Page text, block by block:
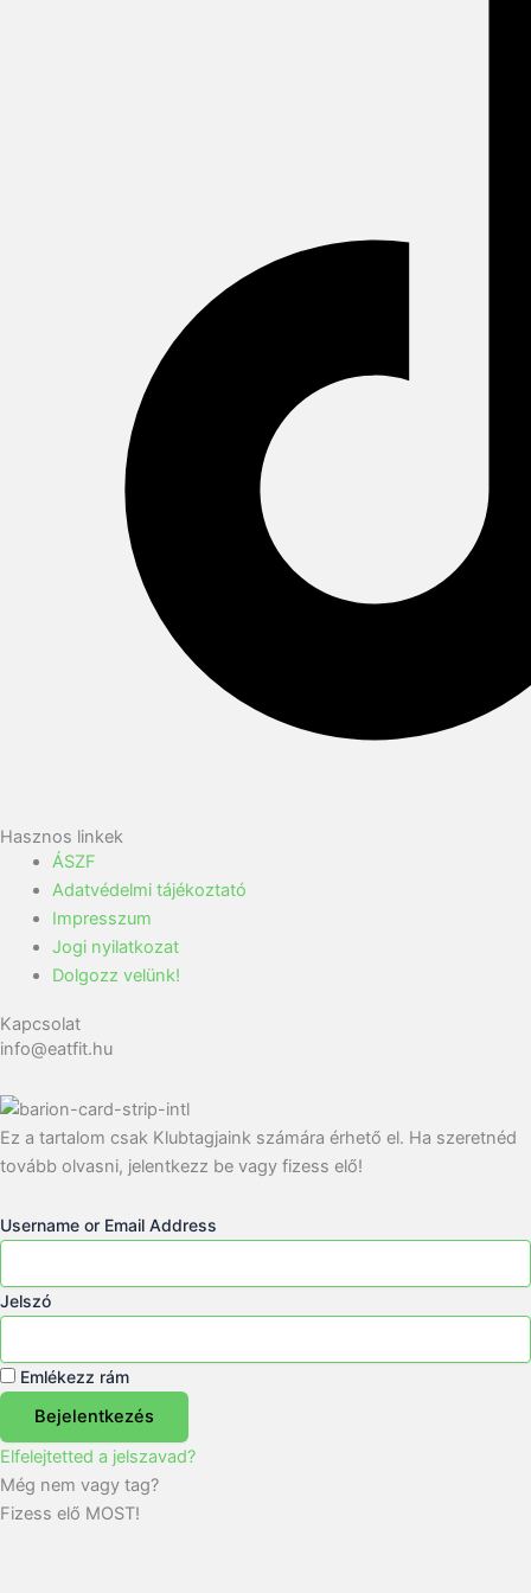
Hasznos linkek
ÁSZF
Adatvédelmi tájékoztató
Impresszum
Jogi nyilatkozat
Dolgozz velünk!
Kapcsolat
info@eatfit.hu
Ez a tartalom csak Klubtagjaink számára érhető el. Ha szeretnéd
tovább olvasni, jelentkezz be vagy fizess elő!
Username or Email Address
Jelszó
Emlékezz rám
Bejelentkezés
Elfelejtetted a jelszavad?
Még nem vagy tag?
Fizess elő MOST!